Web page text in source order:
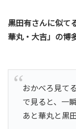
黒田有さんに似て
華丸・大吉」の博
おかべろ見て
で見ると、一
あと華丸と黒